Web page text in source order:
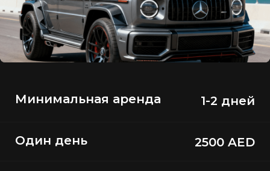
Минимальная аренда 1-2 дней
Один день 2500 AED